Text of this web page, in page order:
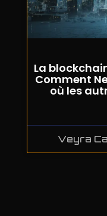
La
Comment
où les
Veyra